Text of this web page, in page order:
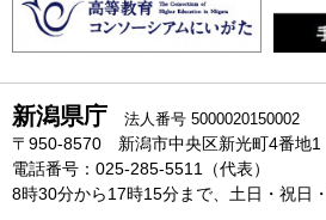
新潟県庁 法人番号 5000020150002
〒950-8570 新潟市中央区新光町4番地1
電話番号：025-285-5511（代表）
8時30分から17時15分まで、土日・祝日